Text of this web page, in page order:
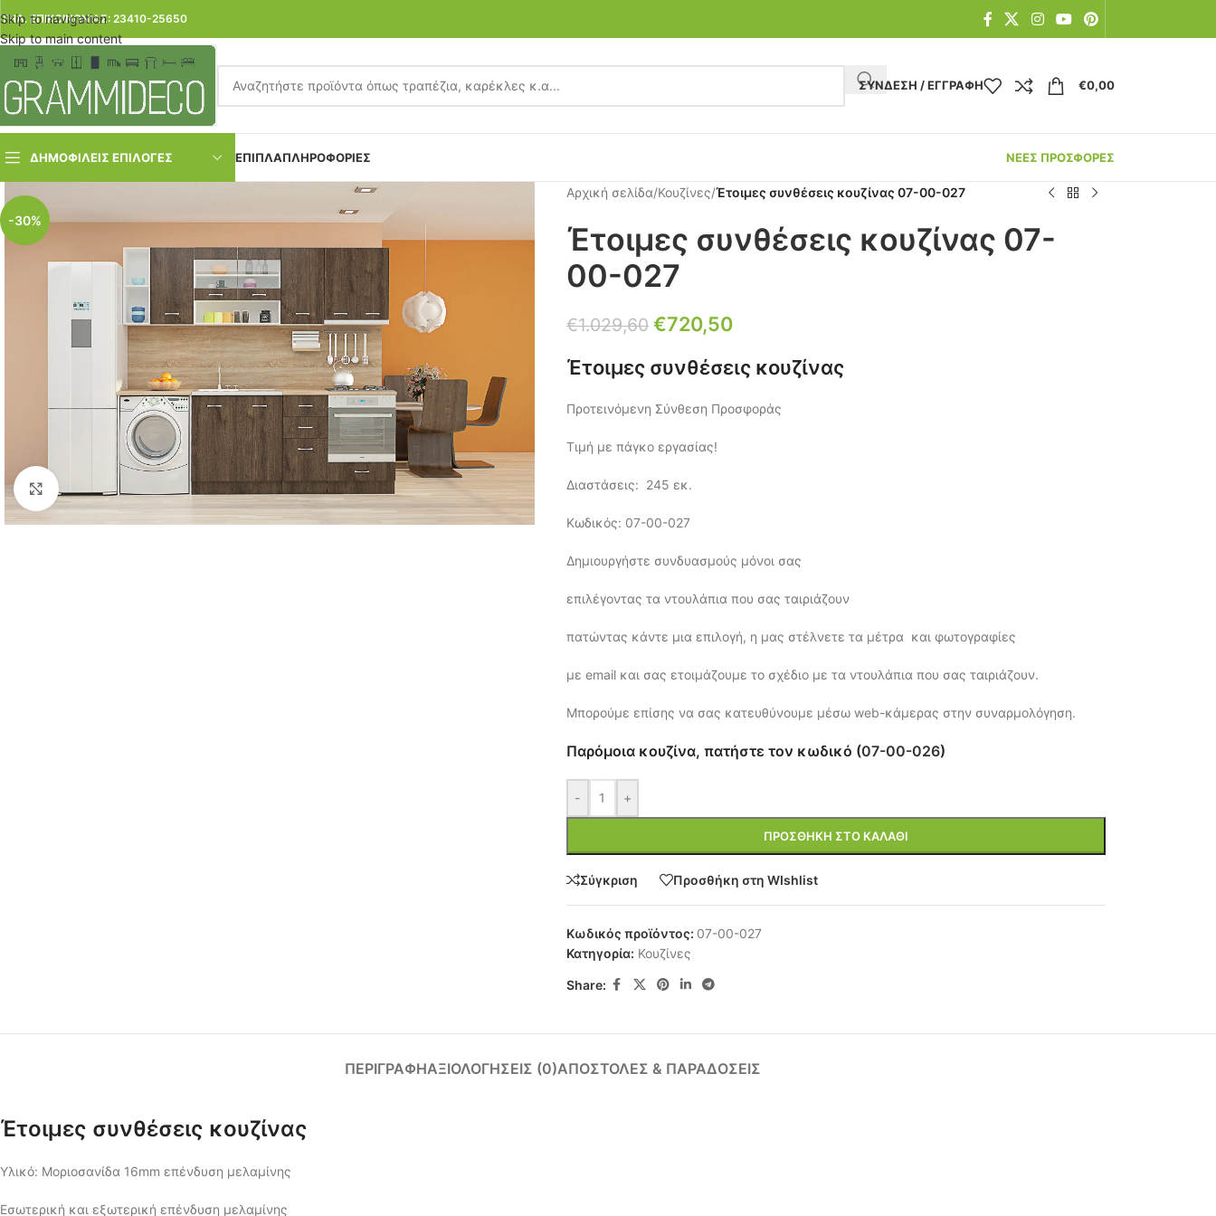
Skip to navigation
Skip to main content
ΤΗΛ. ΕΠΙΚΟΙΝΩΝΙΑΣ: 23410-25650
ΣΎΝΔΕΣΗ / ΕΓΓΡΑΦΉ €0,00
ΔΗΜΟΦΙΛΕΙΣ ΕΠΙΛΟΓΕΣ ΕΠΙΠΛΑΠΛΗΡΟΦΟΡΙΕΣ ΝΕΕΣ ΠΡΟΣΦΟΡΕΣ
-30%
Click to enlarge
Αρχική σελίδα/Κουζίνες/Έτοιμες συνθέσεις κουζίνας 07-00-027
Έτοιμες συνθέσεις κουζίνας 07-
00-027
€1.029,60 €720,50
Έτοιμες συνθέσεις κουζίνας
Προτεινόμενη Σύνθεση Προσφοράς
Τιμή με πάγκο εργασίας!
Διαστάσεις: 245 εκ.
Κωδικός: 07-00-027
Δημιουργήστε συνδυασμούς μόνοι σας
επιλέγοντας τα ντουλάπια που σας ταιριάζουν
πατώντας κάντε μια επιλογή, η μας στέλνετε τα μέτρα και φωτογραφίες
με email και σας ετοιμάζουμε το σχέδιο με τα ντουλάπια που σας ταιριάζουν.
Μπορούμε επίσης να σας κατευθύνουμε μέσω web-κάμερας στην συναρμολόγηση.
Παρόμοια κουζίνα, πατήστε τον κωδικό (07-00-026)
- +
ΠΡΟΣΘΉΚΗ ΣΤΟ ΚΑΛΆΘΙ
Σύγκριση Προσθήκη στη WIshlist
Κωδικός προϊόντος: 07-00-027
Κατηγορία: Κουζίνες
Share:
ΠΕΡΙΓΡΑΦΉΑΞΙΟΛΟΓΉΣΕΙΣ (0)ΑΠΟΣΤΟΛΈΣ & ΠΑΡΑΔΌΣΕΙΣ
Έτοιμες συνθέσεις κουζίνας
Υλικό: Μοριοσανίδα 16mm επένδυση μελαμίνης
Εσωτερική και εξωτερική επένδυση μελαμίνης